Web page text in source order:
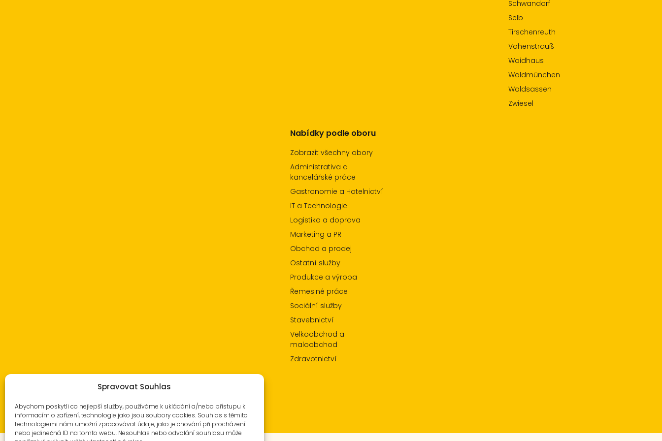
Spravovat Souhlas
Abychom poskytli co nejlepší služby, používáme k ukládání a/nebo přístupu k
informacím o zařízení, technologie jako jsou soubory cookies. Souhlas s těmito
technologiemi nám umožní zpracovávat údaje, jako je chování při procházení
nebo jedinečná ID na tomto webu. Nesouhlas nebo odvolání souhlasu může
Schwandorf
Selb
Tirschenreuth
Vohenstrauß
Waidhaus
Waldmünchen
Waldsassen
Zwiesel
Nabídky podle oboru
Zobrazit všechny obory
Administrativa a
kancelářské práce
Gastronomie a Hotelnictví
IT a Technologie
Logistika a doprava
Marketing a PR
Obchod a prodej
Ostatní služby
Produkce a výroba
Řemeslné práce
Sociální služby
Stavebnictví
Velkoobchod a
maloobchod
Zdravotnictví